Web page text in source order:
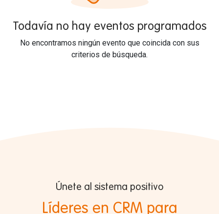
Todavía no hay eventos programados
No encontramos ningún evento que coincida con sus
criterios de búsqueda.
Únete al sistema positivo
Líderes en CRM para